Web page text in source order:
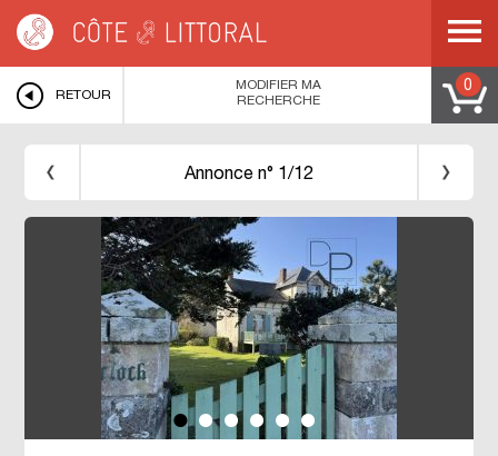
ATLANTIQUE > MESQUER
RETOUR
0
MODIFIER MA
RECHERCHE
Annonce n° 1/12